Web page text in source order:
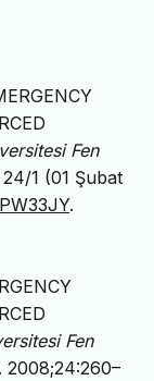
Fen
1 (01 Şubat
.
Fen
2008;24:260–